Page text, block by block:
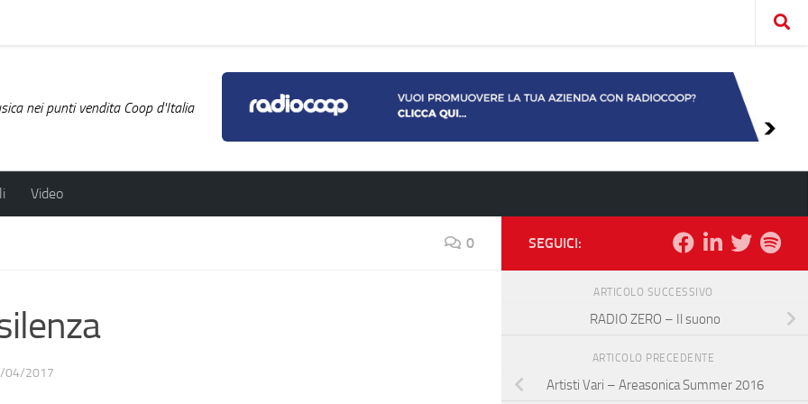
nei punti vendita Coop d'Italia
Video
0
04/2017
SEGUICI:
ARTICOLO SUCCESSIVO
RADIO ZERO – Il suono
ARTICOLO PRECEDENTE
Artisti Vari – Areasonica Summer 2016